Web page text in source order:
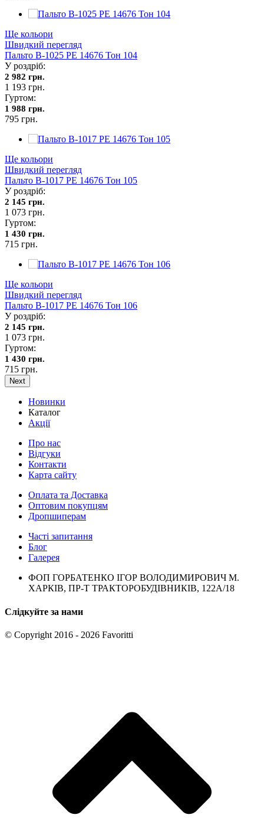
Ще кольори
Швидкий перегляд
Пальто В-1025 PE 14676 Тон 104
У роздріб:
2 982 грн.
1 193 грн.
Гуртом:
1 988 грн.
795 грн.
Ще кольори
Швидкий перегляд
Пальто В-1017 PE 14676 Тон 105
У роздріб:
2 145 грн.
1 073 грн.
Гуртом:
1 430 грн.
715 грн.
Ще кольори
Швидкий перегляд
Пальто В-1017 PE 14676 Тон 106
У роздріб:
2 145 грн.
1 073 грн.
Гуртом:
1 430 грн.
715 грн.
Next
Новинки
Каталог
Акції
Про нас
Відгуки
Контакти
Карта сайту
Оплата та Доставка
Оптовим покупцям
Дропшиперам
Часті запитання
Блог
Галерея
ФОП ГОРБАТЕНКО ІГОР ВОЛОДИМИРОВИЧ М.
ХАРКІВ, ПР-Т ТРАКТОРОБУДІВНИКІВ, 122А/18
Слідкуйте за нами
© Copyright 2016 - 2026 Favoritti